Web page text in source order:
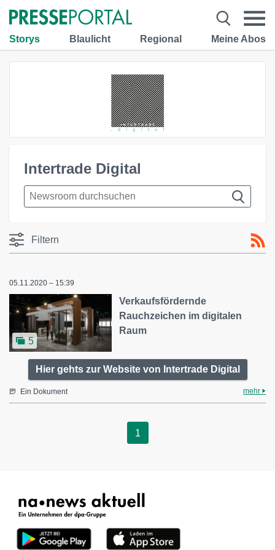
Storys Blaulicht Regional Meine Abos
Intertrade Digital
Filtern
05.11.2020 – 15:39
5
Verkaufsfördernde
Rauchzeichen im digitalen
Raum
Hier gehts zur Website von Intertrade Digital
Ein Dokument mehr
1